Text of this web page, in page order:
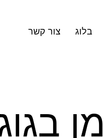
בלוג צור קשר